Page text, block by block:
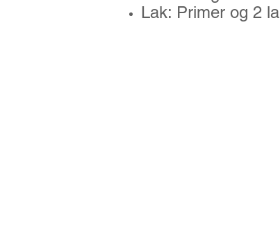
Lak: Primer og 2